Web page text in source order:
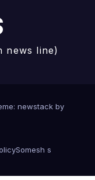
news line)
newstack by
Somesh s